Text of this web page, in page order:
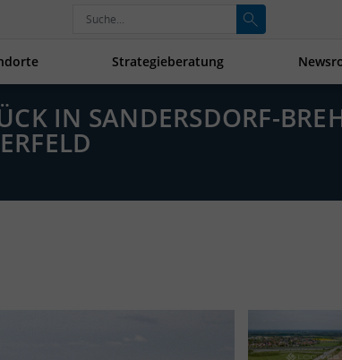
Strategieberatung
IN SANDERSDORF-